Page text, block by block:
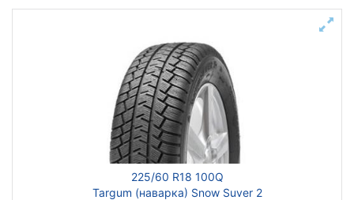
225/60 R18 100Q
Targum (наварка) Snow Suver 2